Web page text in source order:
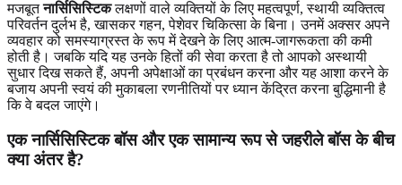
मजबूतनार्सिसिस्टिकलक्षणों वाले व्यक्तियों के लिए महत्वपूर्ण, स्थायी व्यक्तित्व
परिवर्तन दुर्लभ है, खासकर गहन, पेशेवर चिकित्सा के बिना। उनमें अक्सर अपने
व्यवहार को समस्याग्रस्त के रूप में देखने के लिए आत्म-जागरूकता की कमी
होती है। जबकि यदि यह उनके हितों की सेवा करता है तो आपको अस्थायी
सुधार दिख सकते हैं, अपनी अपेक्षाओं का प्रबंधन करना और यह आशा करने के
बजाय अपनी स्वयं की मुकाबला रणनीतियों पर ध्यान केंद्रित करना बुद्धिमानी है
कि वे बदल जाएंगे।
एक नार्सिसिस्टिक बॉस और एक सामान्य रूप से जहरीले बॉस के बीच
क्या अंतर है?